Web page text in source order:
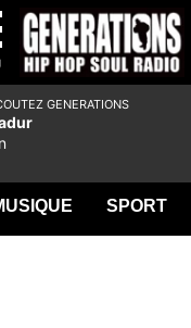
SPORT
GENERATIONS